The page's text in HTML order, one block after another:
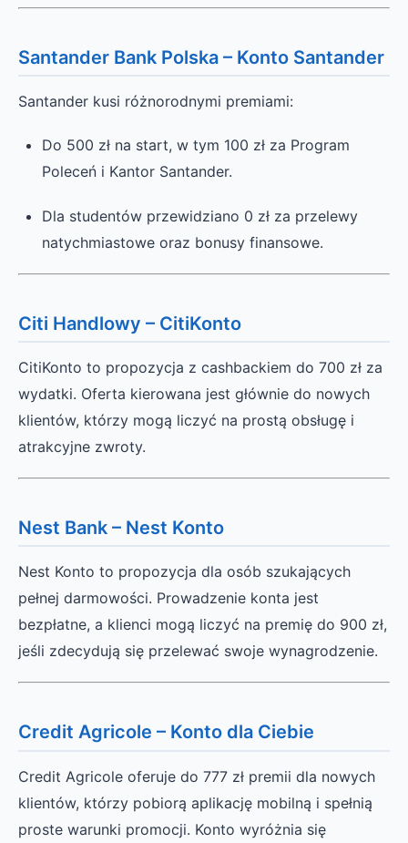
Santander Bank Polska – Konto Santander
Santander kusi różnorodnymi premiami:
Do 500 zł na start, w tym 100 zł za Program
Poleceń i Kantor Santander.
Dla studentów przewidziano 0 zł za przelewy
natychmiastowe oraz bonusy finansowe.
Citi Handlowy – CitiKonto
CitiKonto to propozycja z cashbackiem do 700 zł za
wydatki. Oferta kierowana jest głównie do nowych
klientów, którzy mogą liczyć na prostą obsługę i
atrakcyjne zwroty.
Nest Bank – Nest Konto
Nest Konto to propozycja dla osób szukających
pełnej darmowości. Prowadzenie konta jest
bezpłatne, a klienci mogą liczyć na premię do 900 zł,
jeśli zdecydują się przelewać swoje wynagrodzenie.
Credit Agricole – Konto dla Ciebie
Credit Agricole oferuje do 777 zł premii dla nowych
klientów, którzy pobiorą aplikację mobilną i spełnią
proste warunki promocji. Konto wyróżnia się